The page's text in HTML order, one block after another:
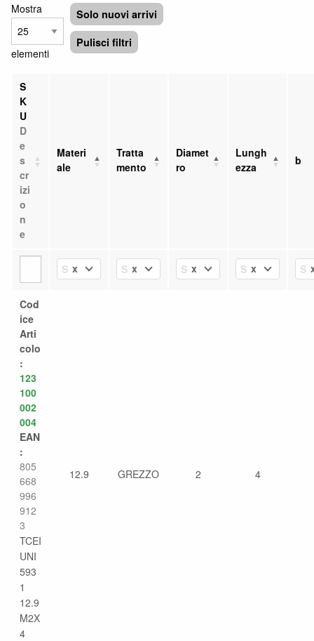
Mostra
elementi
Solo nuovi arrivi
Pulisci filtri
S
K
U
D
e
s
cr
izi
o
n
e
Materi
ale
Tratta
mento
Diamet
ro
Lungh
ezza
b
Select Value
x Select Value
x Select Value
x Select Value
x
Cod
ice
Arti
colo
:
123
100
002
004
EAN
:
805
668
996
912
3
TCEI
UNI
593
1
12.9
M2X
4
12.9 GREZZO 2 4